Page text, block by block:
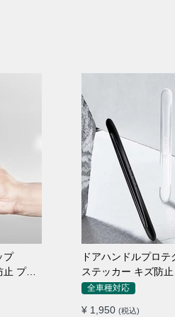
ドアハンドルプロ
ステッカー キズ防
枚セット
全車種対応
¥ 1,950 (税込)